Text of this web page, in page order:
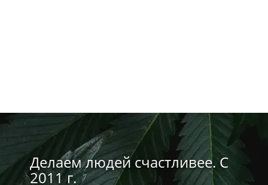
Делаем людей счастливее. С
2011 г.